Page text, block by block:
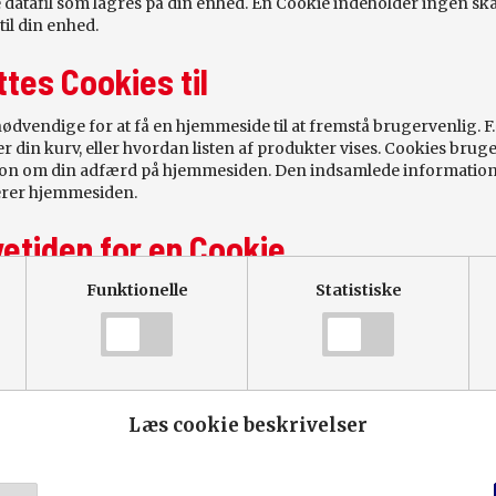
L3H2
379.800 KR.
Træk: For
din enhed.
Cookies til
for at få en hjemmeside til at fremstå brugervenlig.
din kurv, eller hvordan listen af produkter vises. Cookies
om din adfærd på hjemmesiden. Den indsamlede
hjemmesiden.
for en Cookie
varierer alt efter udbyderen. Nogle Cookies forsvinder
andre cookies kan være lagret i flere år. Levetiden forlænges
slette Cookies:
gemte Cookies. Der er forskellige fremgangsmåder alt efter
Funktionelle Statistiske
Læs cookie beskrivelser